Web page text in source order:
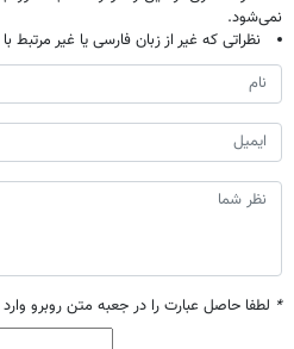
نمی‌شود.
نظراتی که غیر از زبان فارسی یا غیر
* لطفا حاصل عبارت را در جعبه متن روبرو وارد